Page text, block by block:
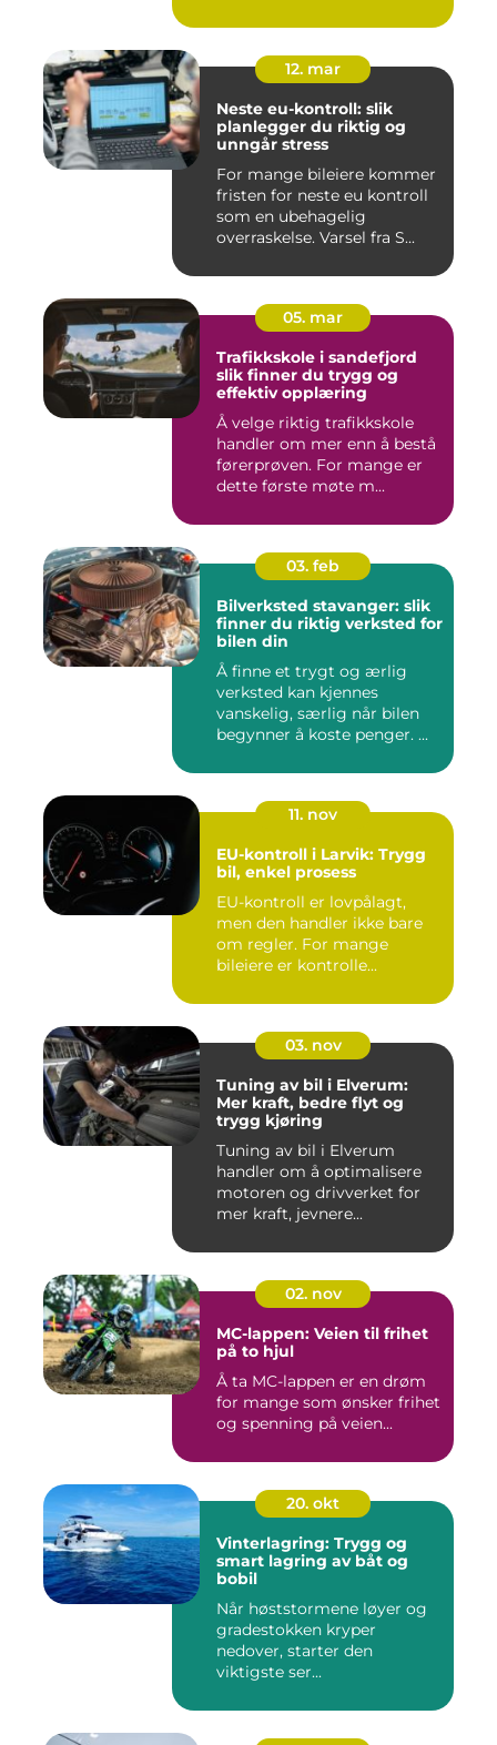
12. mar
Neste eu-kontroll: slik
planlegger du riktig og
unngår stress
For mange bileiere kommer
fristen for neste eu kontroll
som en ubehagelig
overraskelse. Varsel fra S...
05. mar
Trafikkskole i sandefjord
slik finner du trygg og
effektiv opplæring
Å velge riktig trafikkskole
handler om mer enn å bestå
førerprøven. For mange er
dette første møte m...
03. feb
Bilverksted stavanger: slik
finner du riktig verksted for
bilen din
Å finne et trygt og ærlig
verksted kan kjennes
vanskelig, særlig når bilen
begynner å koste penger. ...
11. nov
EU-kontroll i Larvik: Trygg
bil, enkel prosess
EU-kontroll er lovpålagt,
men den handler ikke bare
om regler. For mange
bileiere er kontrolle...
03. nov
Tuning av bil i Elverum:
Mer kraft, bedre flyt og
trygg kjøring
Tuning av bil i Elverum
handler om å optimalisere
motoren og drivverket for
mer kraft, jevnere...
02. nov
MC-lappen: Veien til frihet
på to hjul
Å ta MC-lappen er en drøm
for mange som ønsker frihet
og spenning på veien...
20. okt
Vinterlagring: Trygg og
smart lagring av båt og
bobil
Når høststormene løyer og
gradestokken kryper
nedover, starter den
viktigste ser...